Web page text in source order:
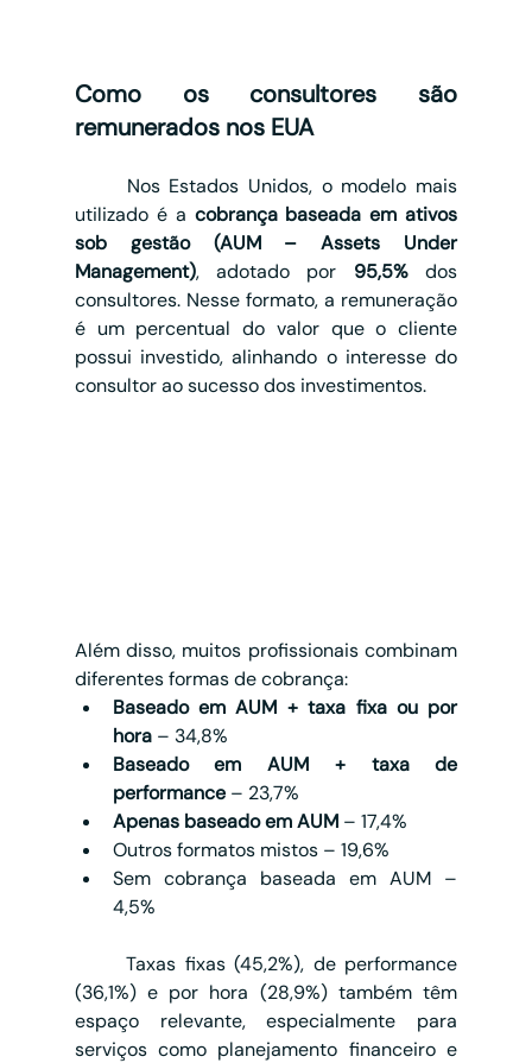
Como os consultores são
remunerados nos EUA
utilizado é a cobrança baseada em ativos
sob gestão (AUM – Assets Under
Management), adotado por 95,5% dos
consultores. Nesse formato, a remuneração
é um percentual do valor que o cliente
possui investido, alinhando o interesse do
consultor ao sucesso dos investimentos.
Além disso, muitos profissionais combinam
diferentes formas de cobrança:
Baseado em AUM + taxa fixa ou por
hora – 34,8%
Baseado em AUM + taxa de
performance – 23,7%
Apenas baseado em AUM – 17,4%
Outros formatos mistos – 19,6%
Sem cobrança baseada em AUM –
4,5%
	Taxas fixas (45,2%), de performance
(36,1%) e por hora (28,9%) também têm
espaço relevante, especialmente para
serviços como planejamento financeiro e